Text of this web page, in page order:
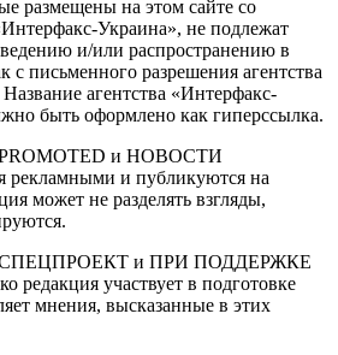
размещены на этом сайте со
Украина», не подлежат
и/или распространению в
письменного разрешения агентства
агентства «Интерфакс-
быть оформлено как гиперссылка.
PROMOTED и НОВОСТИ
и публикуются на
может не разделять взгляды,
СПЕЦПРОЕКТ и ПРИ ПОДДЕРЖКЕ
редакция участвует в подготовке
мнения, высказанные в этих